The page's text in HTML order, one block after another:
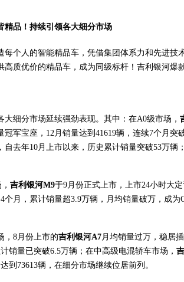
精品！ 持续引领各大细分市场
每个人的智能精品车，凭借集团体系力和先进技
高质优价的精品车，成为同级标杆！吉利银河爆
大细分市场延续强劲表现。其中：在A0级市场，
军宝座，12月销量达到41619辆，连续7个月突
自去年10月上市以来，历史累计销量突破53万辆；
吉利银河M9于9月份正式上市，上市24小时大定
个月，累计销量超3.9万辆，月均销量破万，成为
，8月份上市的吉利银河A7 月均销量过万，稳居
销量已突破6.5万辆；在中高级电混轿车市场，
到73613辆，在细分市场继续位居前列。